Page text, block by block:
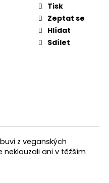
Tisk
Zeptat se
Hlídat
Sdílet
z veganských
ani v těžším